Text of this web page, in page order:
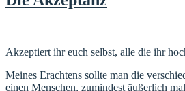
Akzeptiert ihr euch selbst, alle die ihr
Meines Erachtens sollte man die
einen Menschen, zumindest äußerlich